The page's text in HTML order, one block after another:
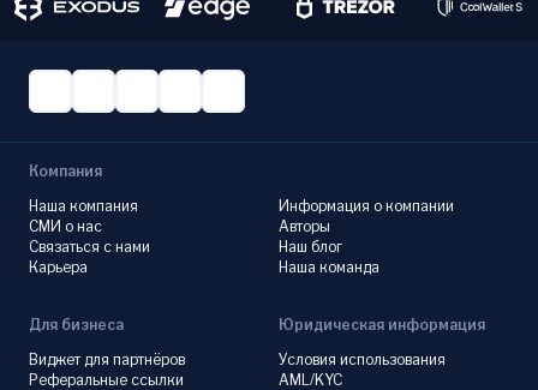
Компания
Наша компания
СМИ о нас
Связаться с нами
Карьера
Информация о компании
Авторы
Наш блог
Наша команда
Для бизнеса
Виджет для партнёров
Реферальные ссылки
Юридическая информация
Условия использования
AML/KYC